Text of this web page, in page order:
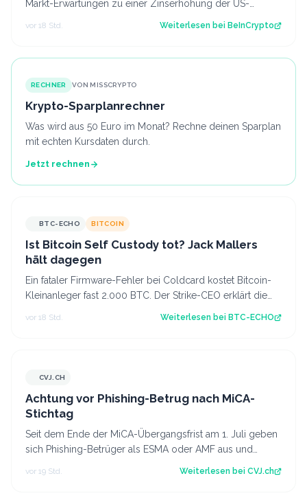
Markt-Erwartungen zu einer Zinserhöhung der US-
vor 18 Std. Weiterlesen bei BeInCrypto
RECHNER VON MISSCRYPTO
Krypto-Sparplanrechner
Was wird aus 50 Euro im Monat? Rechne deinen Sparplan
mit echten Kursdaten durch.
Jetzt rechnen
BTC-ECHO BITCOIN
Ist Bitcoin Self Custody tot? Jack Mallers
hält dagegen
Ein fataler Firmware-Fehler bei Coldcard kostet Bitcoin-
Kleinanleger fast 2.000 BTC. Der Strike-CEO erklärt die
vor 18 Std. Weiterlesen bei BTC-ECHO
CVJ.CHCVJ.CH
Achtung vor Phishing-Betrug nach MiCA-
Stichtag
Seit dem Ende der MiCA-Übergangsfrist am 1. Juli geben
sich Phishing-Betrüger als ESMA oder AMF aus und
vor 19 Std. Weiterlesen bei CVJ.ch